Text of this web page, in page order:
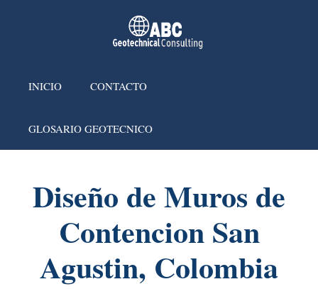
INICIO CONTACTO
GLOSARIO GEOTECNICO
Diseño de Muros de
Contencion San
Agustin, Colombia